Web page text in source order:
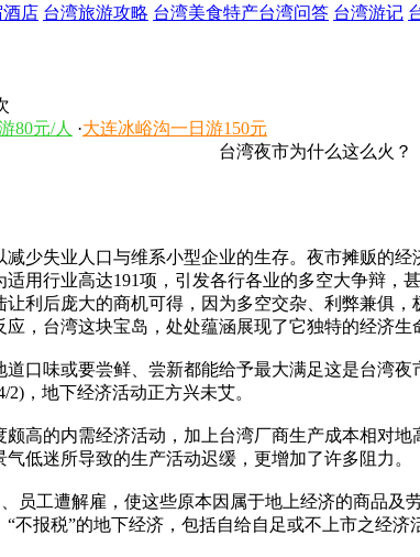
酒店 台湾旅游攻略 台湾美食特产台湾问答 台湾游记
80元/人 ·大连冰峪沟一日游150元
台湾夜市为什么这么火？
失业人口与维系小型企业的生存。夜市摊贩的经
用行业高达191项，引发各行各业的多空大争辩
利后庞大的商机可得，因为多空交杂、利弊兼俱
，台湾这块宝岛，处处蕴涵展现了它独特的经济生
味或要尝鲜、尝新都能给予最大满足这是台湾夜
，地下经济活动正方兴未艾。
的内需经济活动，加上台湾厂商生产成本相对地
低迷所导致的生产活动迟缓，更增加了许多阻力。
工遭解雇，使这些原本因属于地上经济的商品及
不报税”的地下经济，包括自给自足或不上市之经